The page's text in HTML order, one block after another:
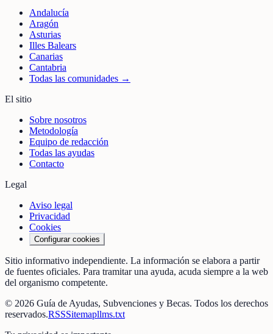
Andalucía
Aragón
Asturias
Illes Balears
Canarias
Cantabria
Todas las comunidades →
El sitio
Sobre nosotros
Metodología
Equipo de redacción
Todas las ayudas
Contacto
Legal
Aviso legal
Privacidad
Cookies
Configurar cookies
Sitio informativo independiente. La información se elabora a partir
de fuentes oficiales. Para tramitar una ayuda, acuda siempre a la web
del organismo competente.
© 2026 Guía de Ayudas, Subvenciones y Becas. Todos los derechos
reservados.RSSSitemapllms.txt